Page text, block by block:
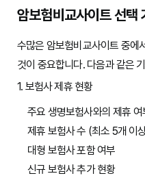
암보험비교사이트 선택
수많은 암보험비교사이트 중에
것이 중요합니다. 다음과 같은
1. 보험사 제휴 현황
주요 생명보험사와의 제휴 여
제휴 보험사 수 (최소 5개 이
대형 보험사 포함 여부
신규 보험사 추가 현황